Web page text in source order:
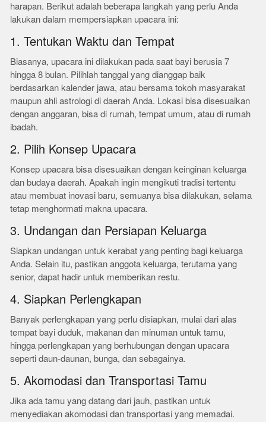
harapan. Berikut adalah beberapa langkah yang perlu Anda
lakukan dalam mempersiapkan upacara ini:
1. Tentukan Waktu dan Tempat
Biasanya, upacara ini dilakukan pada saat bayi berusia 7
hingga 8 bulan. Pilihlah tanggal yang dianggap baik
berdasarkan kalender jawa, atau bersama tokoh masyarakat
maupun ahli astrologi di daerah Anda. Lokasi bisa disesuaikan
dengan anggaran, bisa di rumah, tempat umum, atau di rumah
ibadah.
2. Pilih Konsep Upacara
Konsep upacara bisa disesuaikan dengan keinginan keluarga
dan budaya daerah. Apakah ingin mengikuti tradisi tertentu
atau membuat inovasi baru, semuanya bisa dilakukan, selama
tetap menghormati makna upacara.
3. Undangan dan Persiapan Keluarga
Siapkan undangan untuk kerabat yang penting bagi keluarga
Anda. Selain itu, pastikan anggota keluarga, terutama yang
senior, dapat hadir untuk memberikan restu.
4. Siapkan Perlengkapan
Banyak perlengkapan yang perlu disiapkan, mulai dari alas
tempat bayi duduk, makanan dan minuman untuk tamu,
hingga perlengkapan yang berhubungan dengan upacara
seperti daun-daunan, bunga, dan sebagainya.
5. Akomodasi dan Transportasi Tamu
Jika ada tamu yang datang dari jauh, pastikan untuk
menyediakan akomodasi dan transportasi yang memadai.